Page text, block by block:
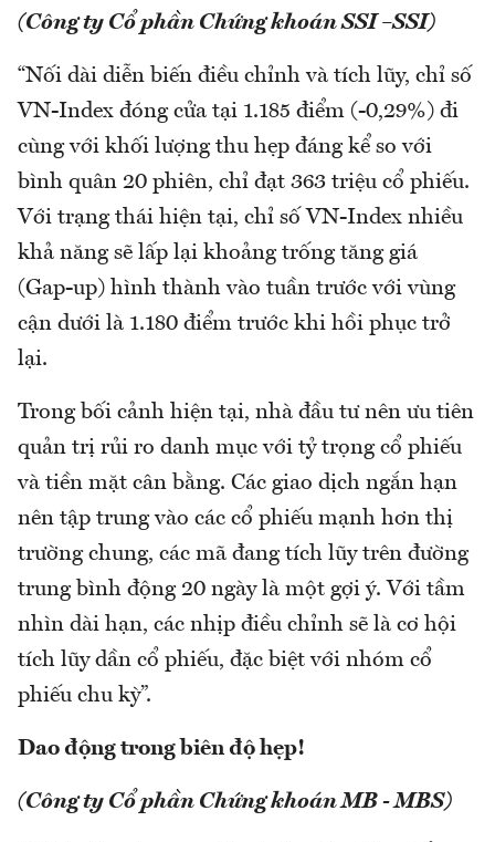
(Công ty Cổ phần Chứng khoán SSI –SSI)
“Nối dài diễn biến điều chỉnh và tích lũy, chỉ số
VN-Index đóng cửa tại 1.185 điểm (-0,29%) đi
cùng với khối lượng thu hẹp đáng kể so với
bình quân 20 phiên, chỉ đạt 363 triệu cổ phiếu.
Với trạng thái hiện tại, chỉ số VN-Index nhiều
khả năng sẽ lấp lại khoảng trống tăng giá
(Gap-up) hình thành vào tuần trước với vùng
cận dưới là 1.180 điểm trước khi hồi phục trở
lại.
Trong bối cảnh hiện tại, nhà đầu tư nên ưu tiên
quản trị rủi ro danh mục với tỷ trọng cổ phiếu
và tiền mặt cân bằng. Các giao dịch ngắn hạn
nên tập trung vào các cổ phiếu mạnh hơn thị
trường chung, các mã đang tích lũy trên đường
trung bình động 20 ngày là một gợi ý. Với tầm
nhìn dài hạn, các nhịp điều chỉnh sẽ là cơ hội
tích lũy dần cổ phiếu, đặc biệt với nhóm cổ
phiếu chu kỳ”.
Dao động trong biên độ hẹp!
(Công ty Cổ phần Chứng khoán MB - MBS)